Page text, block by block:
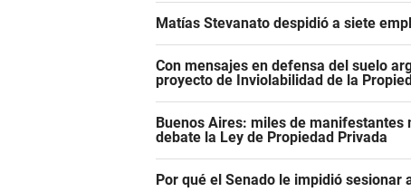
Matías Stevanato despidió a siete
Con mensajes en defensa del suelo
proyecto de Inviolabilidad de la
Buenos Aires: miles de
debate la Ley de Propiedad Privada
Por qué el Senado le impidió